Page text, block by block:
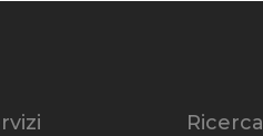
Ricerca